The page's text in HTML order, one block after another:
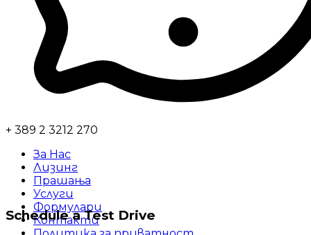
+ 389 2 3212 270
За Нас
Лизинг
Прашања
Услуги
Формулари
Контакти
Schedule a Test Drive